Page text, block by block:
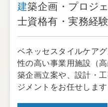
建築企画・プロジェクト推進担当（建築
士資格有・実務経
ベネッセスタイルケア
性の高い事業用施設（
築企画立案や、設計・
ジメントをお任せします